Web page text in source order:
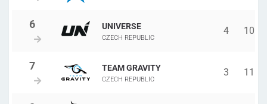
UNIVERSE
CZECH REPUBLIC
4 10
TEAM GRAVITY
CZECH REPUBLIC
3 11